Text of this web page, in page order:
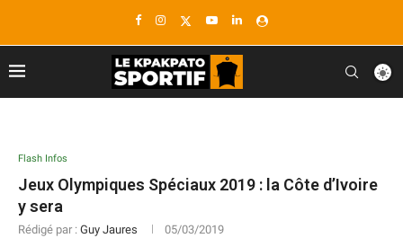
Flash Infos
Jeux Olympiques Spéciaux 2019 : la Côte d’Ivoire
y sera
Rédigé par : Guy Jaures 05/03/2019